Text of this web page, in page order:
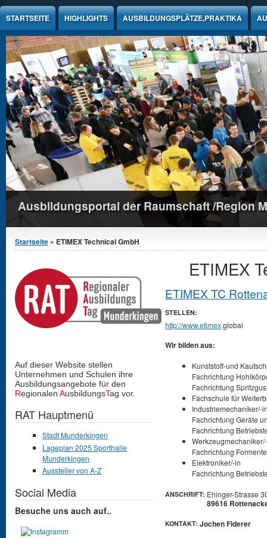
Jump to Content
STARTSEITE HIGHLIGHTS AUSBILDUNGSPLÄTZE,PRAKTIKA
Ausbildungsportal der Raumschaft /Region
Sie sind hier
Startseite » ETIMEX Technical GmbH
ETIMEX
ETIMEX TC
STELLEN:
http://www.etimex.global
Wir bilden aus:
Kunststoff-und
Fachrichtung
Fachrichtung
Fachschule für
Industriemechaniker/-
Fachrichtung Geräte
Fachrichtung
Fachrichtung
Elektroniker/-in
Fachrichtung
ANSCHRIFT: Ehinger-Strasse
89616
KONTAKT: Jochen Fiderer
Auf dieser Website stellen
Unternehmen und Schulen ihre
Ausbildungsangebote für den
Regionalen AusbildungsTag vor.
RAT Hauptmenü
Stadt Munderkingen
Lageplan 2025 Sporthalle
Munderkingen
Aussteller von A-Z
Social Media
Besuche uns auch auf..